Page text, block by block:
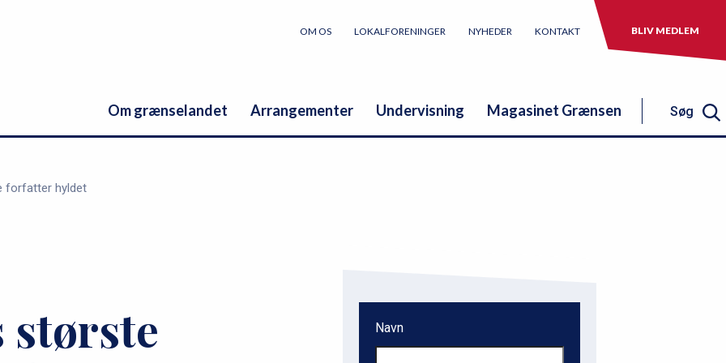
OM OS LOKALFORENINGER NYHEDER KONTAKT BLIV MEDLEM
Om grænselandet Arrangementer Undervisning Magasinet Grænsen Søg
forfatter hyldet
største
Navn